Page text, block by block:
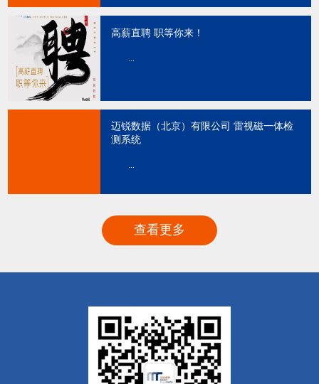
高薪直聘 职等你来！
...
迈锐数据（北京）有限公司 雷视磁一体检
测系统
...
查看更多